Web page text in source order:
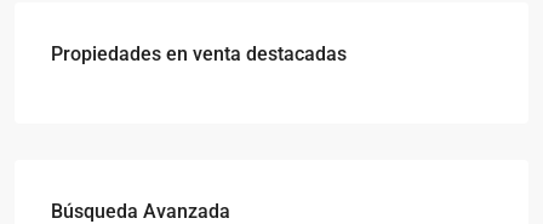
Propiedades en venta destacadas
Búsqueda Avanzada